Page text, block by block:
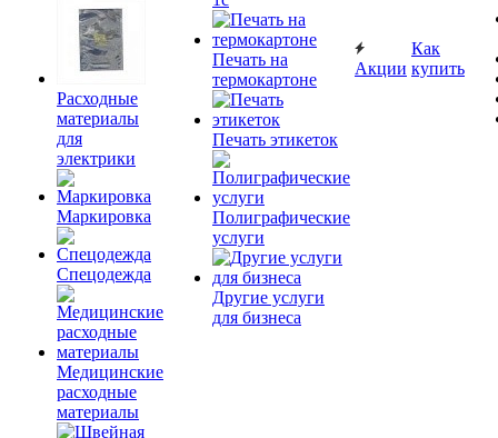
Расходные
материалы
для
электрики
Маркировка
Спецодежда
Медицинские
расходные
материалы
Печать на
термокартоне
Печать этикеток
Полиграфические
услуги
Другие услуги
для бизнеса
Акции
Как
купить